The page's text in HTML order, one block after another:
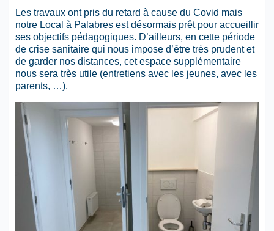
Les travaux ont pris du retard à cause du Covid mais
notre Local à Palabres est désormais prêt pour accueillir
ses objectifs pédagogiques. D’ailleurs, en cette période
de crise sanitaire qui nous impose d’être très prudent et
de garder nos distances, cet espace supplémentaire
nous sera très utile (entretiens avec les jeunes, avec les
parents, …).